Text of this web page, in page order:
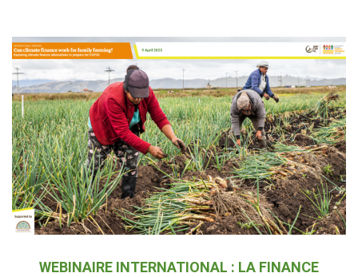
WEBINAIRE INTERNATIONAL : LA FINANCE